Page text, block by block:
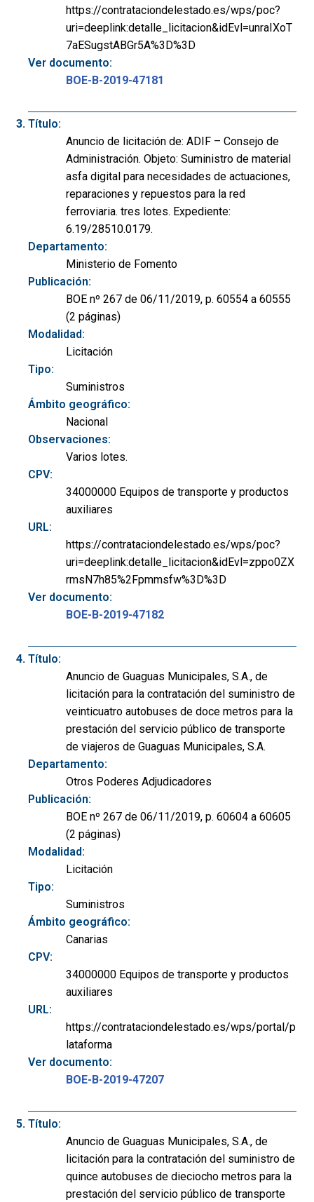
https://contrataciondelestado.es/wps/poc?
uri=deeplink:detalle_licitacion&idEvl=unraIXoT
7aESugstABGr5A%3D%3D
Ver documento:
BOE-B-2019-47181
Título:
Anuncio de licitación de: ADIF – Consejo de
Administración. Objeto: Suministro de material
asfa digital para necesidades de actuaciones,
reparaciones y repuestos para la red
ferroviaria. tres lotes. Expediente:
6.19/28510.0179.
Departamento:
Ministerio de Fomento
Publicación:
BOE nº 267 de 06/11/2019, p. 60554 a 60555
(2 páginas)
Modalidad:
Licitación
Tipo:
Suministros
Ámbito geográfico:
Nacional
Observaciones:
Varios lotes.
CPV:
34000000 Equipos de transporte y productos
auxiliares
URL:
https://contrataciondelestado.es/wps/poc?
uri=deeplink:detalle_licitacion&idEvl=zppo0ZX
rmsN7h85%2Fpmmsfw%3D%3D
Ver documento:
BOE-B-2019-47182
Título:
Anuncio de Guaguas Municipales, S.A., de
licitación para la contratación del suministro de
veinticuatro autobuses de doce metros para la
prestación del servicio público de transporte
de viajeros de Guaguas Municipales, S.A.
Departamento:
Otros Poderes Adjudicadores
Publicación:
BOE nº 267 de 06/11/2019, p. 60604 a 60605
(2 páginas)
Modalidad:
Licitación
Tipo:
Suministros
Ámbito geográfico:
Canarias
CPV:
34000000 Equipos de transporte y productos
auxiliares
URL:
https://contrataciondelestado.es/wps/portal/p
lataforma
Ver documento:
BOE-B-2019-47207
Título:
Anuncio de Guaguas Municipales, S.A., de
licitación para la contratación del suministro de
quince autobuses de dieciocho metros para la
prestación del servicio público de transporte